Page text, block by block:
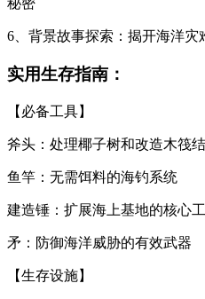
秘密
6、背景故事探索：揭开海洋
实用生存指南：
【必备工具】
斧头：处理椰子树和改造木筏
鱼竿：无需饵料的海钓系统
建造锤：扩展海上基地的核心
矛：防御海洋威胁的有效武器
【生存设施】